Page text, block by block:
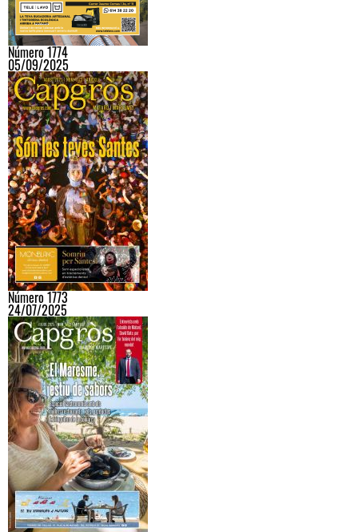
Número 1774
05/09/2025
Número 1773
24/07/2025